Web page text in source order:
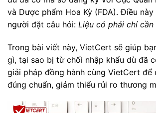
và Dược phẩm Hoa Kỳ (FDA). Điều này
người đặt câu hỏi: Liệu có phải chỉ cần
Trong bài viết này, VietCert sẽ giúp
gì, tại sao bị từ chối nhập khẩu dù đã
giải pháp đồng hành cùng VietCert để
đúng chuẩn, giảm thiểu rủi ro thương